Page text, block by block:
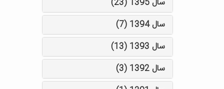
سال 1395 (23)
سال 1394 (7)
سال 1393 (13)
سال 1392 (3)